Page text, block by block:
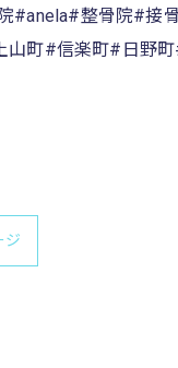
#anela#整骨院#接
山町#信楽町#日野
ジ